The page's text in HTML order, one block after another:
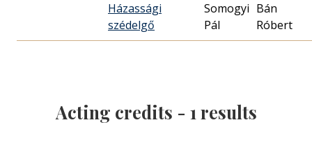
Házassági
szédelgő
Somogyi
Pál
Bán
Róbert
Acting credits - 1 results